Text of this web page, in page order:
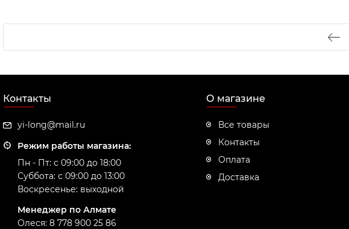
Контакты
yi-long@mail.ru
Режим работы магазина:
Пн - Пт: с 09:00 до 18:00
Суббота: с 09:00 до 13:00
Воскресенье: выходной
Менеджер по Алмате
Олеся: 8 778 900 25 86
О магазине
Все товары
Контакты
Оплата
Доставка